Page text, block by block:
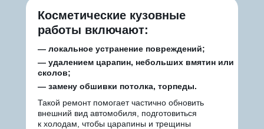
— локальное устранение повреждений;
— удалением царапин, небольших вмятин или
сколов;
— замену обшивки потолка, торпеды.
Такой ремонт помогает частично обновить
внешний вид автомобиля, подготовиться
к холодам, чтобы царапины и трещины
Косметические кузовные
работы включают: